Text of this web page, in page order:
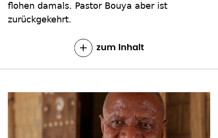
flohen damals. Pastor Bouya aber ist
zurückgekehrt.
zum Inhalt